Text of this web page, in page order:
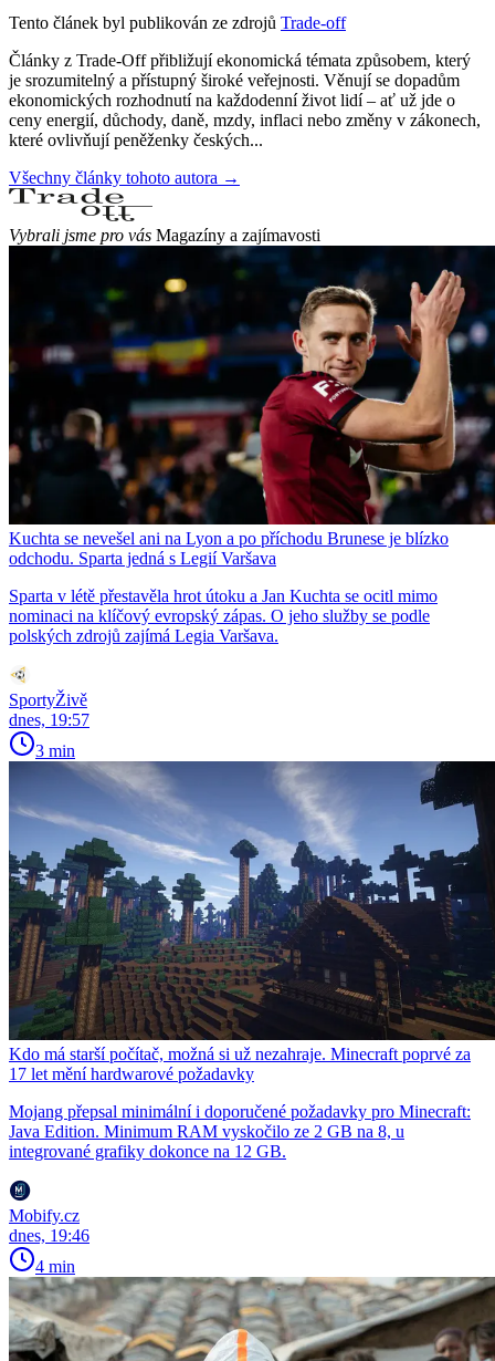
Tento článek byl publikován ze zdrojů Trade-off
Články z Trade-Off přibližují ekonomická témata způsobem, který
je srozumitelný a přístupný široké veřejnosti. Věnují se dopadům
ekonomických rozhodnutí na každodenní život lidí – ať už jde o
ceny energií, důchody, daně, mzdy, inflaci nebo změny v zákonech,
které ovlivňují peněženky českých...
Všechny články tohoto autora →
Vybrali jsme pro vás Magazíny a zajímavosti
Kuchta se nevešel ani na Lyon a po příchodu Brunese je blízko
odchodu. Sparta jedná s Legií Varšava
Sparta v létě přestavěla hrot útoku a Jan Kuchta se ocitl mimo
nominaci na klíčový evropský zápas. O jeho služby se podle
polských zdrojů zajímá Legia Varšava.
SportyŽivě
dnes, 19:57
3 min
Kdo má starší počítač, možná si už nezahraje. Minecraft poprvé za
17 let mění hardwarové požadavky
Mojang přepsal minimální i doporučené požadavky pro Minecraft:
Java Edition. Minimum RAM vyskočilo ze 2 GB na 8, u
integrované grafiky dokonce na 12 GB.
Mobify.cz
dnes, 19:46
4 min